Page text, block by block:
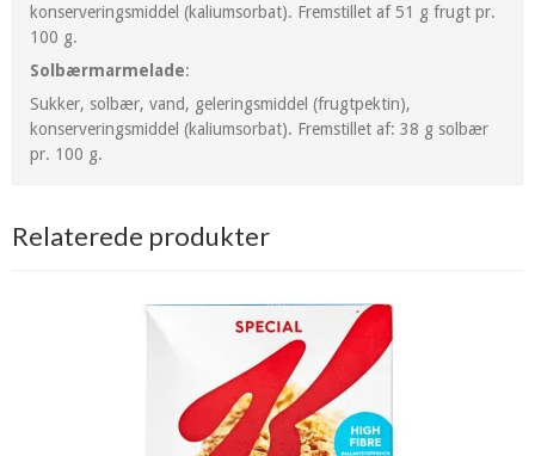
konserveringsmiddel (kaliumsorbat). Fremstillet af 51 g frugt pr.
100 g.
Solbærmarmelade:
Sukker, solbær, vand, geleringsmiddel (frugtpektin),
konserveringsmiddel (kaliumsorbat). Fremstillet af: 38 g solbær
pr. 100 g.
Relaterede produkter